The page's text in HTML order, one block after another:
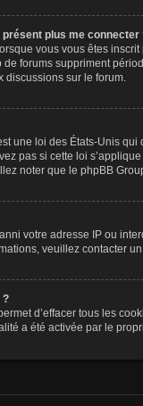
plus me connecter
vous vous êtes
forums suppriment
discussions sur le forum.
une loi des États-Unis
pas si cette loi
noter que le phpBB
votre adresse IP ou
veuillez contacter
?
d’effacer tous les
a été activée par le